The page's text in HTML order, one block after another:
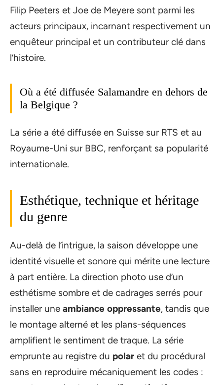
Filip Peeters et Joe de Meyere sont parmi les
acteurs principaux, incarnant respectivement un
enquêteur principal et un contributeur clé dans
l’histoire.
Où a été diffusée Salamandre en dehors de
la Belgique ?
La série a été diffusée en Suisse sur RTS et au
Royaume-Uni sur BBC, renforçant sa popularité
internationale.
Esthétique, technique et héritage
du genre
Au-delà de l’intrigue, la saison développe une
identité visuelle et sonore qui mérite une lecture
à part entière. La direction photo use d’un
esthétisme sombre et de cadrages serrés pour
installer une ambiance oppressante, tandis que
le montage alterné et les plans-séquences
amplifient le sentiment de traque. La série
emprunte au registre du polar et du procédural
sans en reproduire mécaniquement les codes :